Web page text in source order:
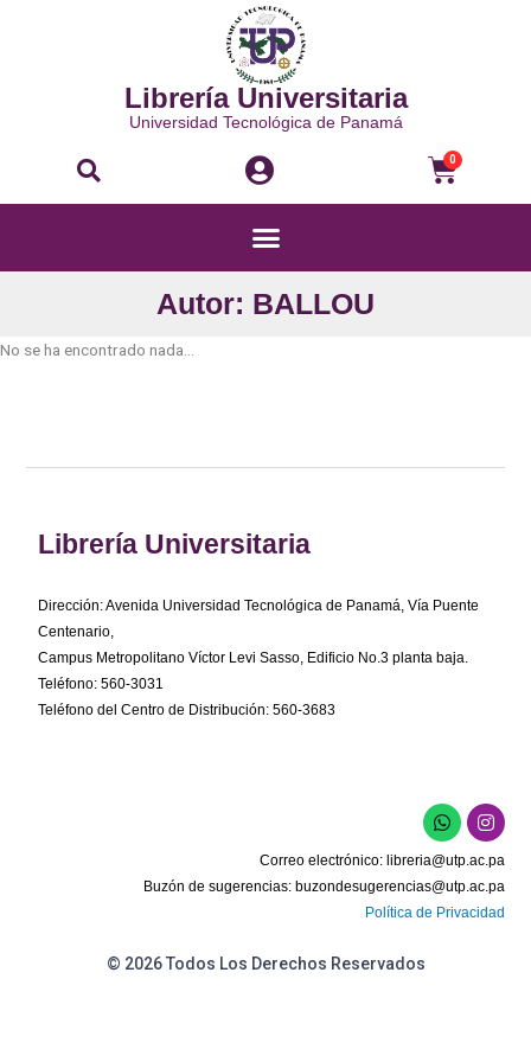
Librería Universitaria
Universidad Tecnológica de Panamá
Buscar 0
Menú
Autor: BALLOU
No se ha encontrado nada...
Librería Universitaria
Dirección: Avenida Universidad Tecnológica de Panamá, Vía Puente
Centenario,
Campus Metropolitano Víctor Levi Sasso, Edificio No.3 planta baja.
Teléfono: 560-3031
Teléfono del Centro de Distribución: 560-3683
W
h
a
t
s
a
p
I
n
s
t
a
g
r
Correo electrónico: libreria@utp.ac.pa
Buzón de sugerencias: buzondesugerencias@utp.ac.pa
Política de Privacidad
© 2026 Todos Los Derechos Reservados